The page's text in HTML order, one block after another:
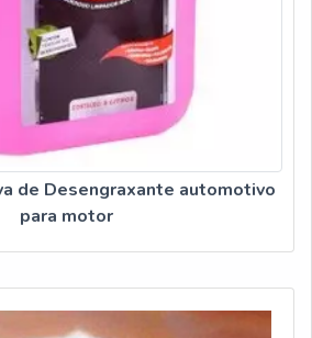
de Desengraxante automotivo
para motor